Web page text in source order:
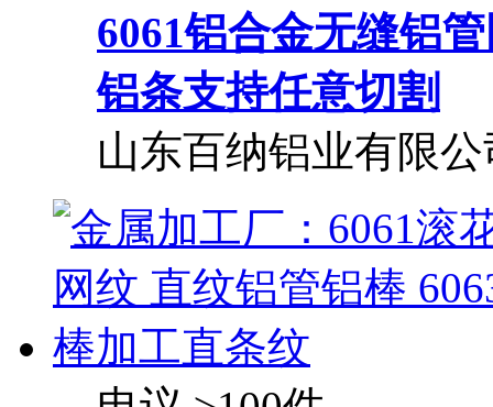
6061铝合金无缝铝管
铝条支持任意切割
山东百纳铝业有限公